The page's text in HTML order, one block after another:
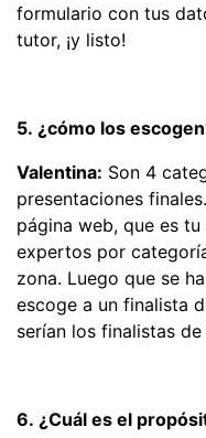
formulario con tus
tutor, ¡y listo!
5. ¿cómo los
Valentina: Son 4
presentaciones
página web, que es
expertos por
zona. Luego que se
escoge a un finalista
serían los finalistas
6. ¿Cuál es el